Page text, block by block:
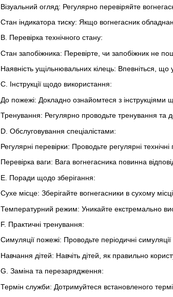
Візуальний огляд: Регулярно перевіряйте
Стан індикатора тиску: Якщо вогнегасник
B. Перевірка технічного стану:
Стан запобіжника: Перевірте, чи запобіжник не
Наявність ущільнювальних кілець: Впевніться,
C. Інструкції щодо використання:
До пожежі: Докладно ознайомтеся з інструкціями
Тренування: Регулярно проводьте тренування та
D. Обслуговування спеціалістами:
Регулярні перевірки: Проводьте регулярні
Перевірка ваги: Вага вогнегасника повинна
E. Поради щодо зберігання:
Сухе місце: Зберігайте вогнегасники в сухому
Температурний режим: Уникайте екстремально
F. Практичні тренування:
Симуляції пожежі: Проводьте періодичні
Навчання дітей: Навчіть дітей, як правильно
G. Заміна та перезарядження:
Термін служби: Дотримуйтеся встановленого